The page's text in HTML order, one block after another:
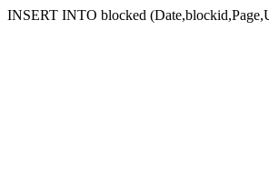
INSERT INTO blocked